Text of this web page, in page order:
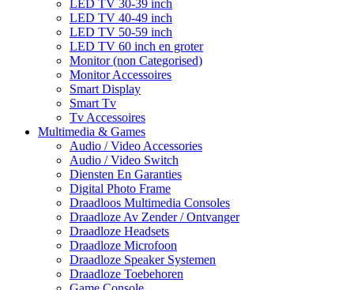
LED TV 30-39 inch
LED TV 40-49 inch
LED TV 50-59 inch
LED TV 60 inch en groter
Monitor (non Categorised)
Monitor Accessoires
Smart Display
Smart Tv
Tv Accessoires
Multimedia & Games
Audio / Video Accessories
Audio / Video Switch
Diensten En Garanties
Digital Photo Frame
Draadloos Multimedia Consoles
Draadloze Av Zender / Ontvanger
Draadloze Headsets
Draadloze Microfoon
Draadloze Speaker Systemen
Draadloze Toebehoren